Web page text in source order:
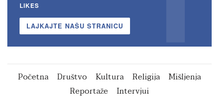
LIKES
LAJKAJTE NAŠU STRANICU
Početna Društvo Kultura Religija
Mišljenja
Reportaže
Intervjui